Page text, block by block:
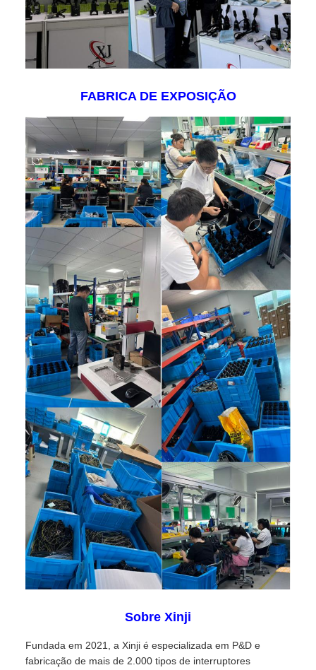
FABRICA DE EXPOSIÇÃO
Sobre Xinji
Fundada em 2021, a Xinji é especializada em P&D e
fabricação de mais de 2.000 tipos de interruptores